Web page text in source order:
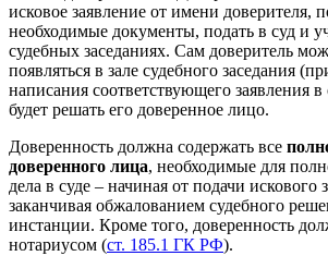
исковое заявление от имени доверителя,
необходимые документы, подать в суд и
судебных заседаниях. Сам доверитель
появляться в зале судебного заседания
написания соответствующего заявления
будет решать его доверенное лицо.
Доверенность должна содержать все
доверенного лица, необходимые для
дела в суде – начиная от подачи искового
заканчивая обжалованием судебного
инстанции. Кроме того, доверенность
нотариусом (ст. 185.1 ГК РФ).